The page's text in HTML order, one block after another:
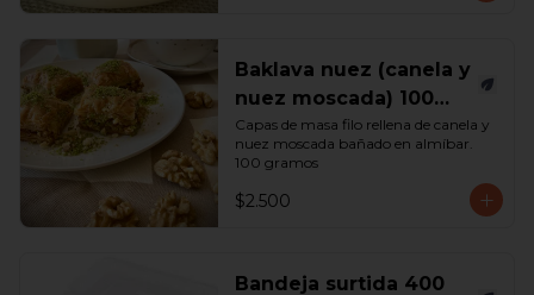
Baklava nuez (canela y
nuez moscada) 100
gramos
Capas de masa filo rellena de canela y
nuez moscada bañado en almíbar.
100 gramos
$2.500
Bandeja surtida 400